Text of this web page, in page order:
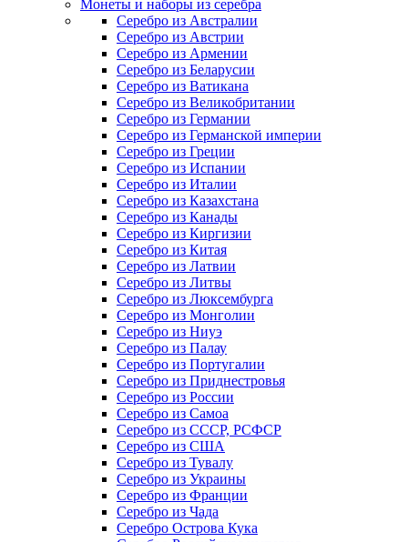
Монеты и наборы из серебра
Серебро из Австралии
Серебро из Австрии
Серебро из Армении
Серебро из Беларусии
Серебро из Ватикана
Серебро из Великобритании
Серебро из Германии
Серебро из Германской империи
Серебро из Греции
Серебро из Испании
Серебро из Италии
Серебро из Казахстана
Серебро из Канады
Серебро из Киргизии
Серебро из Китая
Серебро из Латвии
Серебро из Литвы
Серебро из Люксембурга
Серебро из Монголии
Серебро из Ниуэ
Серебро из Палау
Серебро из Португалии
Серебро из Приднестровья
Серебро из России
Серебро из Самоа
Серебро из СССР, РСФСР
Серебро из США
Серебро из Тувалу
Серебро из Украины
Серебро из Франции
Серебро из Чада
Серебро Острова Кука